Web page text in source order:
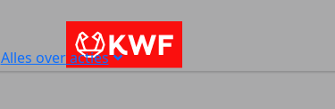
Alles over acties